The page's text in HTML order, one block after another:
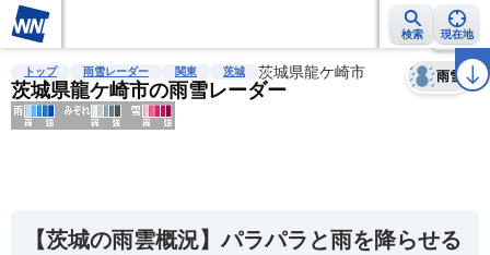
検索 現在地
雨雲レーダー 台風情報 地震情報 警報・注意報 2週間天気 ラ
トップ 雨雪レーダー 関東 茨城 茨城県龍ケ崎市
茨城県龍ケ崎市の雨雪レーダー
雨雪
天気 台風
【茨城の雨雲概況】パラパラと雨を降らせる